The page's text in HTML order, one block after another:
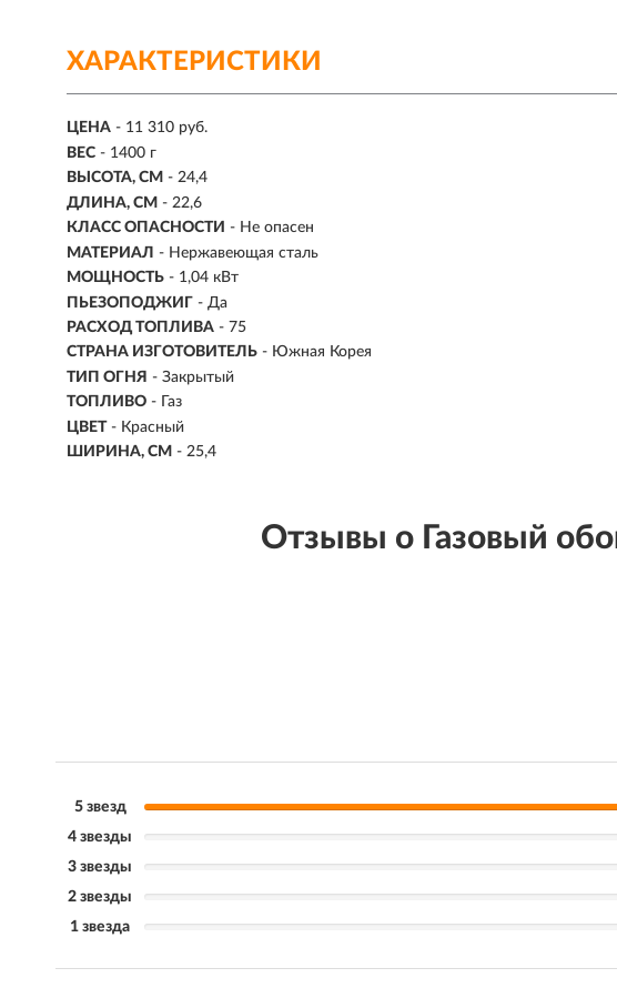
ХАРАКТЕРИСТИКИ
ЦЕНА - 11 310 руб.
ВЕС - 1400 г
ВЫСОТА, СМ - 24,4
ДЛИНА, СМ - 22,6
КЛАСС ОПАСНОСТИ - Не опасен
МАТЕРИАЛ - Нержавеющая сталь
МОЩНОСТЬ - 1,04 кВт
ПЬЕЗОПОДЖИГ - Да
РАСХОД ТОПЛИВА - 75
СТРАНА ИЗГОТОВИТЕЛЬ - Южная Корея
ТИП ОГНЯ - Закрытый
ТОПЛИВО -
Газ
ЦВЕТ - Красный
ШИРИНА, СМ - 25,4
Отзывы о Газовый
5 звезд
4 звезды
3 звезды
2 звезды
1 звезда